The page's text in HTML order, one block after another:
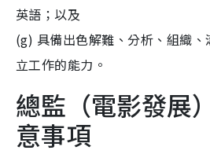
英語；以及
(g) 具備出色解難、分析、組織
立工作的能力。
總監（電影發展
意事項